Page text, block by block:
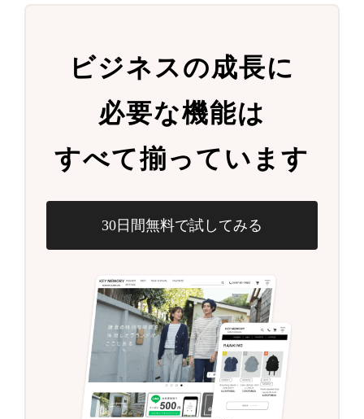
ビジネスの成長に
必要な機能は
すべて揃っています
30日間無料で試してみる